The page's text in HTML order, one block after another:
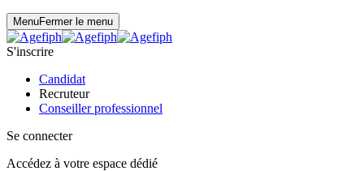
MenuFermer le menu
S'inscrire
Candidat
Recruteur
Conseiller professionnel
Se connecter
Accédez à votre espace dédié